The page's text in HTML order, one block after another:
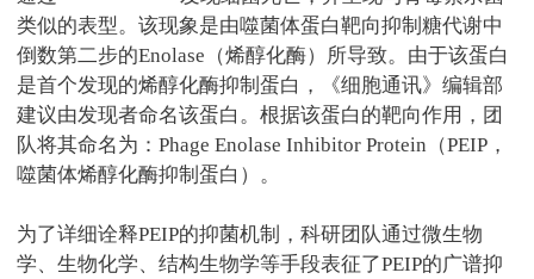
类似的表型。该现象是由噬菌体蛋白靶向抑制糖代谢中
倒数第二步的Enolase （烯醇化酶）所导致。由于该蛋白
是首个发现的烯醇化酶抑制蛋白，《细胞通讯》编辑部
建议由发现者命名该蛋白。根据该蛋白的靶向作用，团
队将其命名为：Phage Enolase Inhibitor Protein （PEIP ，
噬菌体烯醇化酶抑制蛋白）。
为了详细诠释PEIP的抑菌机制，科研团队通过微生物
学、生物化学、结构生物学等手段表征了PEIP的广谱抑